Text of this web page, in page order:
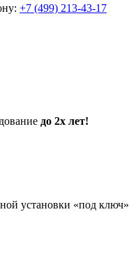
+7 (499) 213-43-17
до 2х лет!
установки «под ключ»